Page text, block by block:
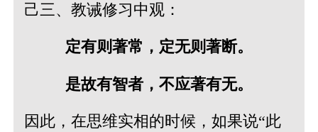
己三、教诫修习中观：
定有则著常，定无则著断。
是故有智者，不应著有无。
因此，在思维实相的时候，如果说“此